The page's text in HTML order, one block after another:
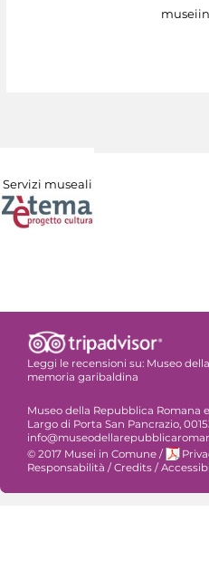
Servizi museali
Leggi le recensioni su: Museo
memoria garibaldina
Museo della Repubblica Romana
Largo di Porta San Pancrazio,
© 2017 Musei in Comune /
Responsabilità / Credits /